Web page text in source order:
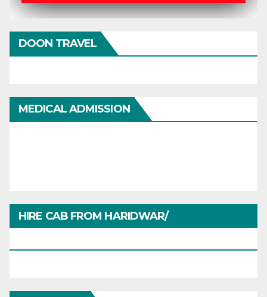
DOON TRAVEL
MEDICAL ADMISSION
HIRE CAB FROM HARIDWAR/